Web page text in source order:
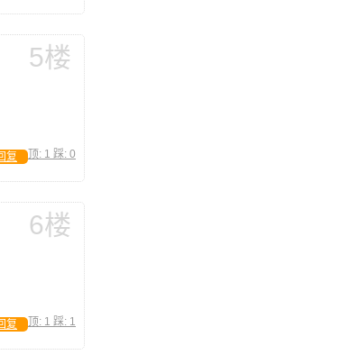
5楼
顶: 1 踩: 0
复
6楼
顶: 1 踩: 1
复